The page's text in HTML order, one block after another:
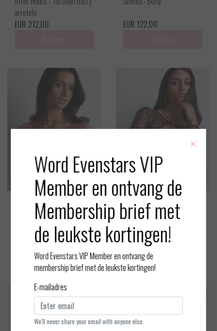
arretels
EUR 212,00
EUR 122,00
Crazy in Love - Bolero - War
m Pink - L
EUR 180,00
Bekijken
Aubade
Crazy in Love - Bolero - Satin
Brown - L
EUR 180,00
Bekijken
×
Word Evenstars VIP
Member en ontvang de
Membership brief met
de leukste kortingen!
Word Evenstars VIP Member en ontvang de
membership brief met de leukste kortingen!
E-mailadres
We'll never share your email with anyone else.